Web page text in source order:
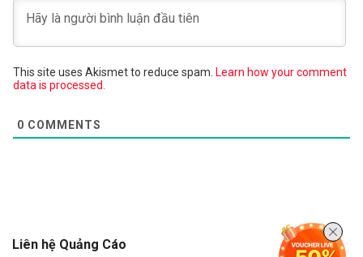
This site uses Akismet to reduce spam. Learn how your comment
data is processed.
0 COMMENTS
Liên hệ Quảng Cáo